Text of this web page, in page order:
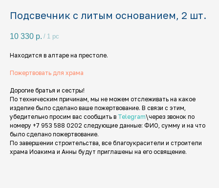
Подсвечник с литым основанием, 2 шт.
10 330 р. / 1 pc
Находится в алтаре на престоле.
Пожертвовать для храма
Дорогие братья и сестры!
По техническим причинам, мы не можем отслеживать на какое
изделие было сделано ваше пожертвование. В связи с этим,
убедительно просим вас сообщить в Telegram\через звонок по
номеру +7 953 588 0202 следующие данные: ФИО, сумму и на что
было сделано пожертвование.
По завершении строительства, все благоукрасители и строители
храма Иоакима и Анны будут приглашены на его освящение.